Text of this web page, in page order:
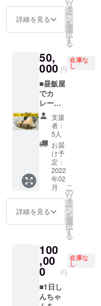
贈り物
から家
庭用ま
で幅広
されて
いま
す。 ※
備考欄
に
「faceb
ookの登
録氏名
（フル
ネー
ム）」
をご記
載くだ
さい
（非公
開グ
ループ
にてご
案内し
ます。
氏名は
グルー
プ参加
案内し
ます。
氏名は
グルー
承認時
の照合
用に使
用しま
す）。
アカウ
ントを
お持ち
でない
方は
「な
し」と
お書き
くださ
い。
※twitter
/Instagr
amアカ
ウント
ちの方
は、
twitter/I
nstagra
mの
ID/URL
開・共
有＞ ・
限定
facebo
okグ
ループ
（任意
参加）
へご招
待 ※備
考欄
（任
意）に
「faceb
ookの登
録氏名
（フル
ネー
ム）」
をご記
載くだ
（非公
開グ
ループ
への招
待を
メール
にてご
方法
は、終
で相談
させて
いただ
きま
す。 料
理道具
内容：
・まな
板（基
本の切
り方な
ど丁寧
に書い
てあり
・包丁
（子ど
すが
ちゃん
と切れ
ます。
先端が
丸く
なって
す）。
アカウ
でない
方は
「な
し」と
お書き
くださ
い。
※twitter
/Instagr
amアカ
ウント
をお持
ちの方
は、
twitter/I
nstagra
mの
ID/URL
さい
（昼飯
屋アカ
ウント
より
フォ
開・共
有＞ ・
okグ
ループ
参加）
へご招
待 ※備
考欄
（任
意）に
「faceb
ookの登
録氏名
（フル
ネー
ム）」
載くだ
さい
ループ
への招
待を
にてご
案内し
は事前
に応相
びしん
ちゃん
費等
（場合
によっ
て宿泊
費等）
は別
途、主
催者様
ご負担
となり
ます。
※食材の
は、主
催者様
めさせ
ていた
だきま
会場の
場所
ストッ
クにも
完成後
にお届
け＞ ・
昼飯屋
レトル
トカ
レー
10食分
セッ
ト
（海苔
チキン
カレー5
食、チ
キンカ
レー5
食）
年とな
りま
す。 ・
昼飯屋
限定ス
テッ
詳細を見る
リ
タ
ー
ン
を
選
択
す
る
50,
000 円
在庫な
し
■昼飯屋
でカ
レー食
べ放題
pass券
コース
＜カ
レー食
べ放題
＞ 90日
間、昼
飯屋の
カレー
が食べ
放題と
なりま
pass券
到着
後、初
日来店
日より
90日間
支援
者：
5人
お届
け予
定：
2022
年02
月
詳細を見る
こ
の
リ
タ
ー
ン
を
選
択
す
る
100
,00
0 円
在庫な
し
■1日し
んちゃ